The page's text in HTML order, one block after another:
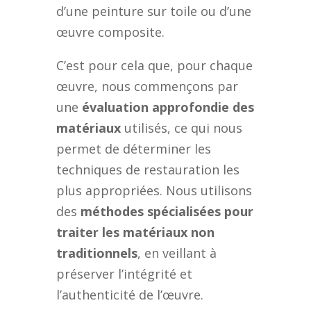
d’une peinture sur toile ou d’une
œuvre composite.
C’est pour cela que, pour chaque
œuvre, nous commençons par
une évaluation approfondie des
matériauxutilisés, ce qui nous
permet de déterminer les
techniques de restauration les
plus appropriées. Nous utilisons
des méthodes spécialisées pour
traiter les matériaux non
traditionnels, en veillant à
préserver l’intégrité et
l’authenticité de l’œuvre.